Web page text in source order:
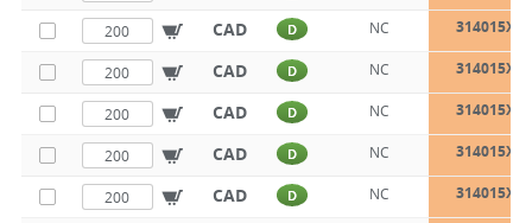
CAD D NC 314015X10
CAD D NC 314015X12
CAD D NC 314015X16
CAD D NC 314015X20
CAD D NC 314015X25